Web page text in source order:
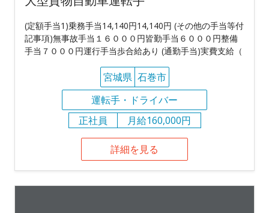
(定額手当1)乗務手当14,140円14,140円 (その他の手当等付
記事項)無事故手当１６０００円皆勤手当６０００円整備
手当７０００円運行手当歩合給あり (通勤手当)実費支給（
宮城県 石巻市
運転手・ドライバー
正社員
月給160,000円
詳細を見る